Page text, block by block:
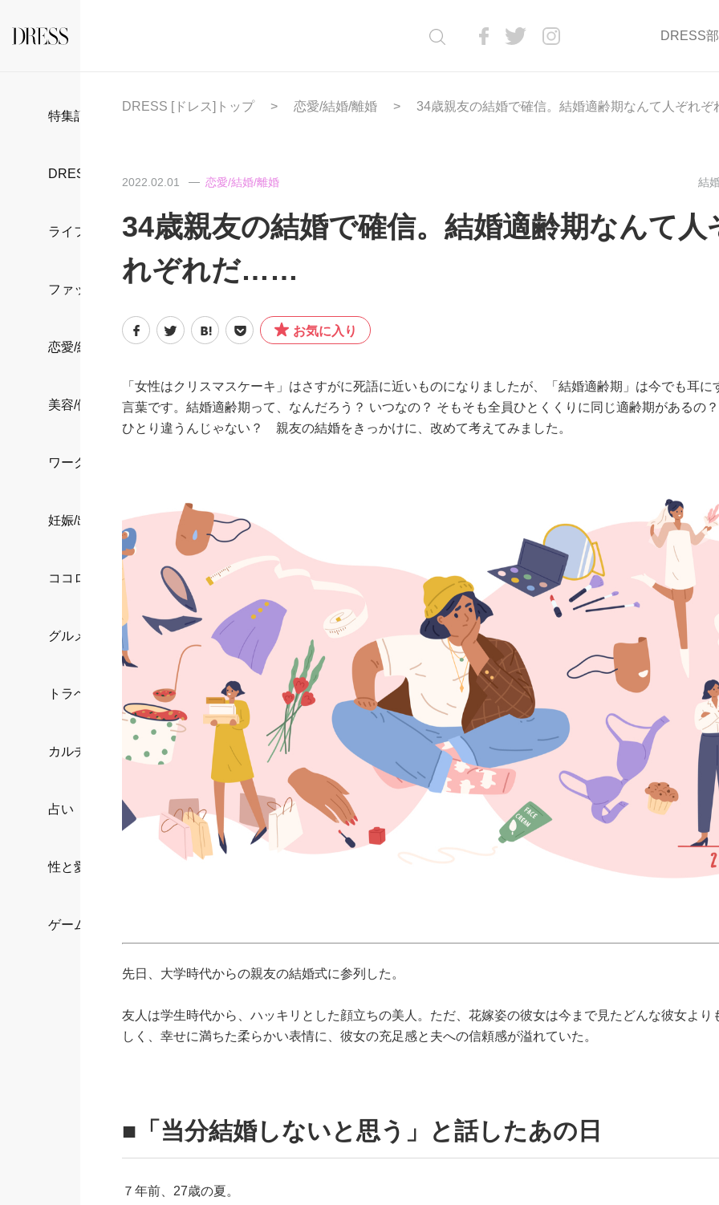
DRESS
特集記事
DRESS部活
ライフスタイル
ファッション
恋愛/結婚/離婚
美容/健康
ワークスタイル
妊娠/出産/家族
ココロ/カラダ
グルメ
トラベル
カルチャー/エンタメ
占い
性と愛
ゲーム
DRESS [ドレス]トップ 恋愛/結婚/離婚 34歳親友の結婚で確信。結婚適齢期なんて人ぞれ
2022.02.01 恋愛/結婚/離婚 結
34歳親友の結婚で確信。結婚適齢期なんて人
れぞれだ……
お気に入り
「女性はクリスマスケーキ」はさすがに死語に近いものになりましたが、「結婚適齢期」は今でも耳に
言葉です。結婚適齢期って、なんだろう？ いつなの？ そもそも全員ひとくくりに同じ適齢期があるの
ひとり違うんじゃない？ 親友の結婚をきっかけに、改めて考えてみました。
先日、大学時代からの親友の結婚式に参列した。
友人は学生時代から、ハッキリとした顔立ちの美人。ただ、花嫁姿の彼女は今まで見たどんな彼女より
しく、幸せに満ちた柔らかい表情に、彼女の充足感と夫への信頼感が溢れていた。
■「当分結婚しないと思う」と話したあの日
７年前、27歳の夏。